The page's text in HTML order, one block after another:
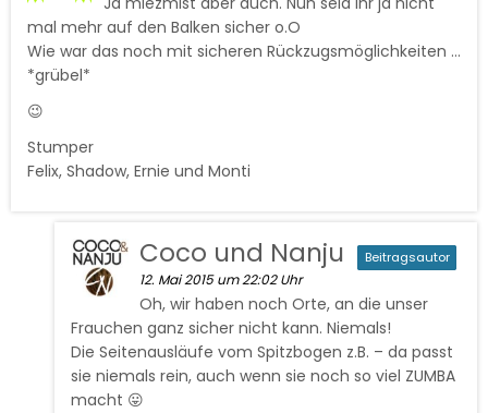
mal mehr auf den Balken sicher o.O
Wie war das noch mit sicheren Rückzugsmöglichkeiten …
*grübel*
😉
Stumper
Felix, Shadow, Ernie und Monti
Coco und Nanju Beitragsautor
12. Mai 2015 um 22:02 Uhr
Oh, wir haben noch Orte, an die unser
Frauchen ganz sicher nicht kann. Niemals!
Die Seitenausläufe vom Spitzbogen z.B. – da passt
sie niemals rein, auch wenn sie noch so viel ZUMBA
macht 😛